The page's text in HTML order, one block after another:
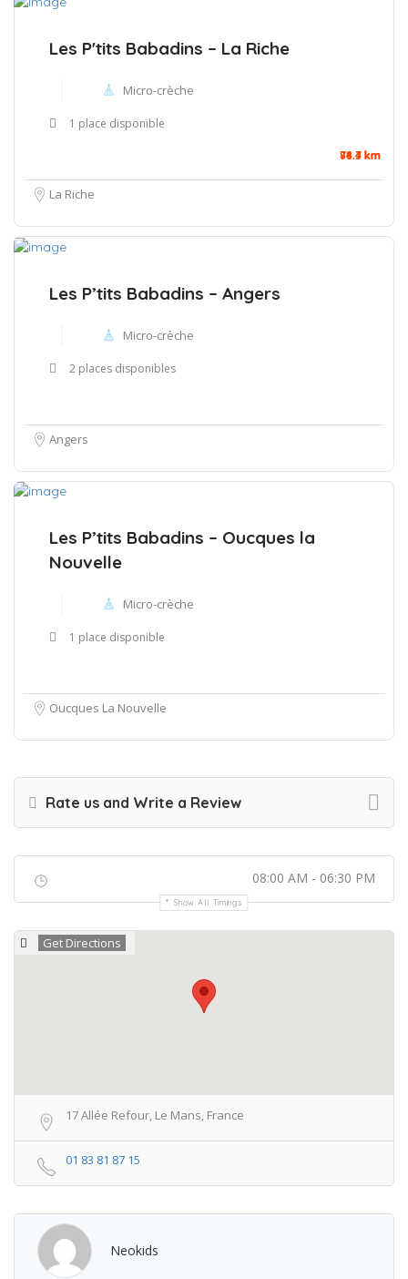
Les P'tits Babadins – La Riche
Micro-crèche
1 place disponible
La Riche
76.3 km
Les P’tits Babadins – Angers
Micro-crèche
2 places disponibles
Angers
78.7 km
Les P’tits Babadins – Oucques la
Nouvelle
Micro-crèche
1 place disponible
Oucques La Nouvelle
84.4 km
Rate us and Write a Review
08:00 AM - 06:30 PM
Show All Timings
Get Directions
17 Allée Refour, Le Mans, France
01 83 81 87 15
Neokids